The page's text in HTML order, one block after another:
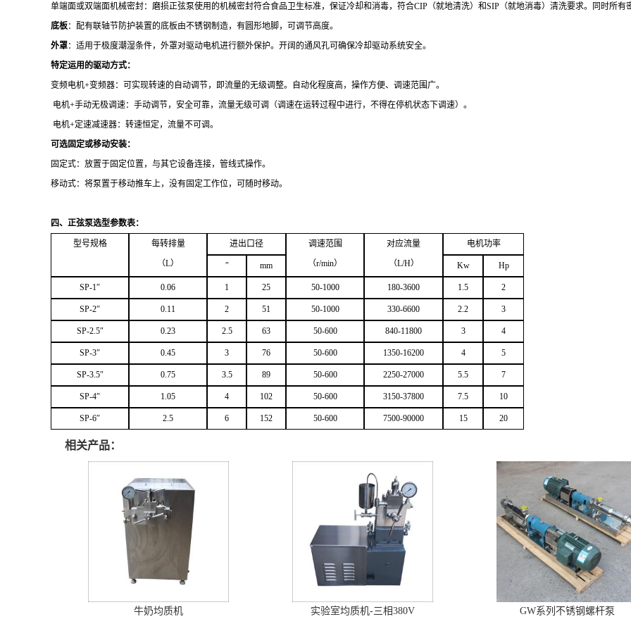
单端面或双端面机械密封：磨损正弦泵使用的机械密封符合食品卫生标准，保证冷却和消毒，符合CIP（就地清洗）和SIP（就地消毒）清洗要求。同时所有
底板：配有联轴节防护装置的底板由不锈钢制造，有圆形地脚，可调节高度。
外罩：适用于极度潮湿条件，外罩对驱动电机进行额外保护。开阔的通风孔可确保冷却驱动系统安全。
特定运用的驱动方式：
变频电机+变频器：可实现转速的自动调节，即流量的无级调整。自动化程度高，操作方便、调速范围广。
电机+手动无极调速：手动调节，安全可靠，流量无级可调（调速在运转过程中进行，不得在停机状态下调速）。
电机+定速减速器：转速恒定，流量不可调。
可选固定或移动安装：
固定式：放置于固定位置，与其它设备连接，管线式操作。
移动式：将泵置于移动推车上，没有固定工作位，可随时移动。
四、正弦泵选型参数表：
型号规格
每转排量
（L）
进出口径
调速范围
（r/min）
对应流量
（L/H）
电机功率
″ mm Kw Hp
SP-1″ 0.06 1 25 50-1000 180-3600 1.5 2
SP-2″ 0.11 2 51 50-1000 330-6600 2.2 3
SP-2.5″ 0.23 2.5 63 50-600 840-11800 3 4
SP-3″ 0.45 3 76 50-600 1350-16200 4 5
SP-3.5″ 0.75 3.5 89 50-600 2250-27000 5.5 7
SP-4″ 1.05 4 102 50-600 3150-37800 7.5 10
SP-6″ 2.5 6 152 50-600 7500-90000 15 20
相关产品：
牛奶均质机 实验室均质机-三相380V GW系列不锈钢螺杆泵